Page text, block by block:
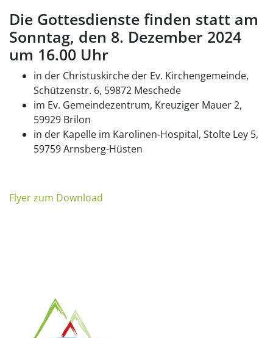
Die Gottesdienste finden statt am
Sonntag, den 8. Dezember 2024
um 16.00 Uhr
in der Christuskirche der Ev. Kirchengemeinde,
Schützenstr. 6, 59872 Meschede
im Ev. Gemeindezentrum, Kreuziger Mauer 2,
59929 Brilon
in der Kapelle im Karolinen-Hospital, Stolte Ley 5,
59759 Arnsberg-Hüsten
Flyer zum Download